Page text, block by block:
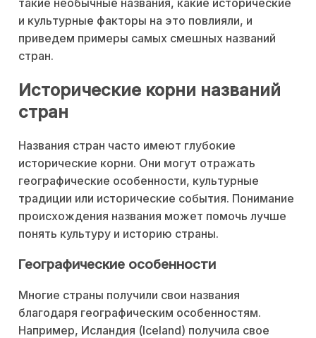
такие необычные названия, какие исторические
и культурные факторы на это повлияли, и
приведем примеры самых смешных названий
стран.
Исторические корни названий
стран
Названия стран часто имеют глубокие
исторические корни. Они могут отражать
географические особенности, культурные
традиции или исторические события. Понимание
происхождения названия может помочь лучше
понять культуру и историю страны.
Географические особенности
Многие страны получили свои названия
благодаря географическим особенностям.
Например, Исландия (Iceland) получила свое